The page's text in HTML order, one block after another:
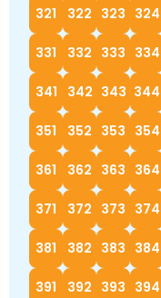
321 322 323 324
331 332 333 334
341 342 343 344
351 352 353 354
361 362 363 364
371 372 373 374
381 382 383 384
391 392 393 394